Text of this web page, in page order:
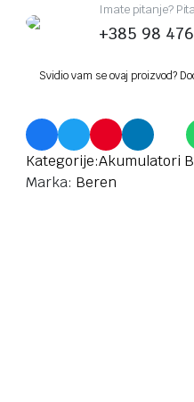
Imate pitanje?
+385 98
Svidio vam se ovaj proizvod?
Kategorije:Akumulatori
Marka: Beren